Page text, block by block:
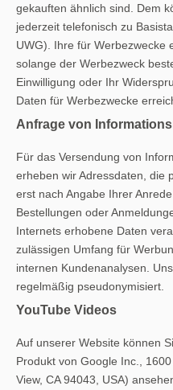
gekauften ähnlich sind. Dem
jederzeit telefonisch zu
UWG). Ihre für Werbezwecke
solange der Werbezweck
Einwilligung oder Ihr
Daten für Werbezwecke
Anfrage von
Für das Versendung von
erheben wir Adressdaten, die
erst nach Angabe Ihrer
Bestellungen oder
Internets erhobene Daten
zulässigen Umfang für
internen Kundenanalysen.
regelmäßig pseudonymisiert.
YouTube Videos
Auf unserer Website können
Produkt von Google Inc.,
View, CA 94043, USA)